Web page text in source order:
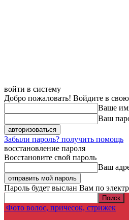
войти в систему
Добро пожаловать! Войдите в
Ваше
Ваш
Забыли пароль? получить помощь
восстановление пароля
Восстановите свой пароль
Ваш
Пароль будет выслан Вам по
Фото волос, причесок, стрижек